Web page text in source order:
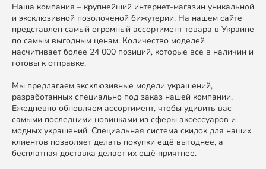
Наша компания – крупнейший интернет-магазин уникальной
и эксклюзивной позолоченой бижутерии. На нашем сайте
представлен самый огромный ассортимент товара в Украине
по самым выгодным ценам. Количество моделей
насчитивает более 24 000 позиций, которые все в наличии и
готовы к отправке.
Мы предлагаем эксклюзивные модели украшений,
разработанных специально под заказ нашей компании.
Ежедневно обновляем ассортимент, чтобы удивить вас
самыми последними новинками из сферы аксессуаров и
модных украшений. Специальная система скидок для наших
клиентов позволяет делать покупки ещё выгоднее, а
бесплатная доставка делает их ещё приятнее.